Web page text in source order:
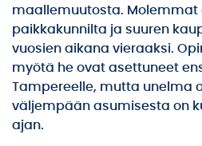
maallemuutosta. Molemmat
paikkakunnilta ja suuren
vuosien aikana vieraaksi.
myötä he ovat asettuneet
Tampereelle, mutta unelma
väljempään asumisesta on
ajan.